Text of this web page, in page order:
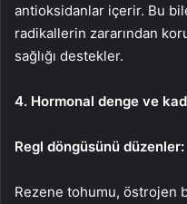
antioksidanlar içerir. Bu
radikallerin zararından
sağlığı destekler.
4. Hormonal denge ve
Regl döngüsünü düzenler:
Rezene tohumu, östrojen